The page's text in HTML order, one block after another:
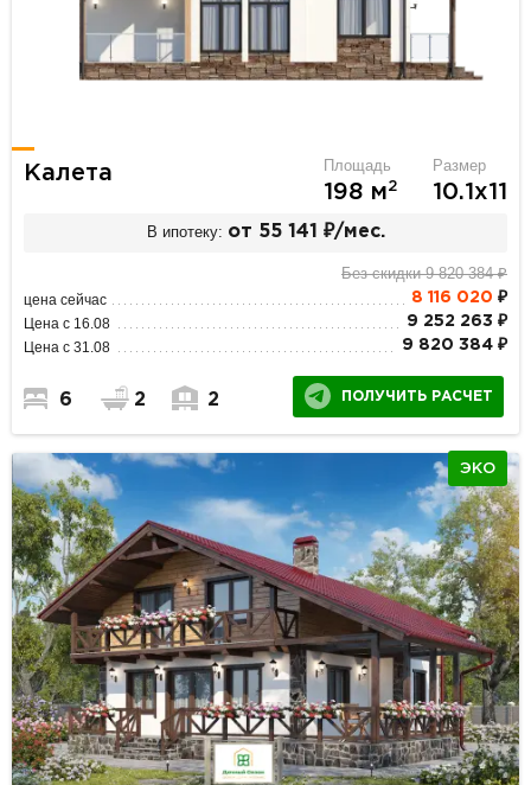
Калета Площадь
198 м2
Размер
10.1х11
В ипотеку: от 55 141 ₽/мес.
Без скидки 9 820 384 ₽
цена сейчас 8 116 020 ₽
Цена с 16.08 9 252 263 ₽
Цена с 31.08 9 820 384 ₽
6 2 2 ПОЛУЧИТЬ РАСЧЕТ
ЭКО